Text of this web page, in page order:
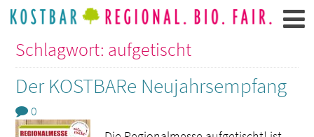
Schlagwort: aufgetischt
Der KOSTBARe Neujahrsempfang
0